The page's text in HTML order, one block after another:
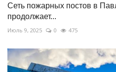
Сеть пожарных постов в
продолжает...
Июль 9, 2025 0 475